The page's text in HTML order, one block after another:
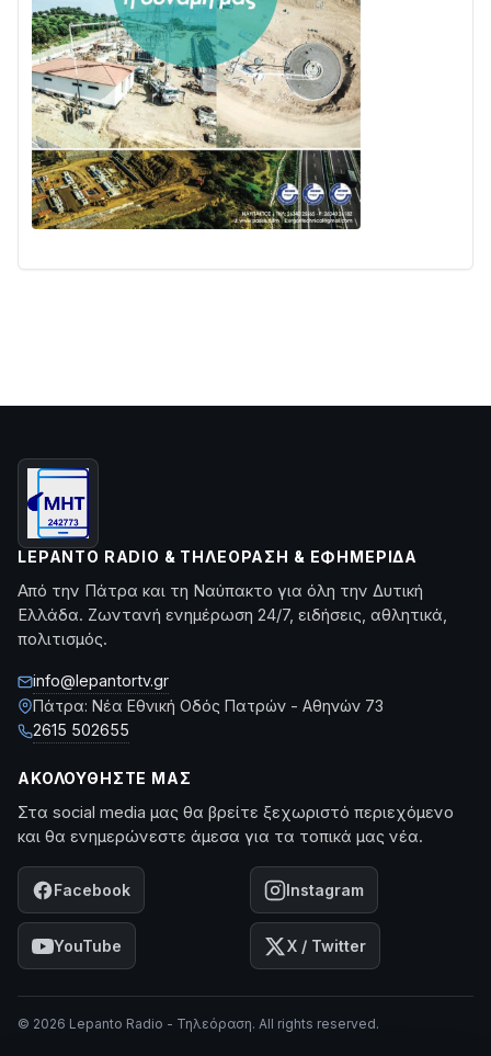
LEPANTO RADIO & ΤΗΛΕΌΡΑΣΗ & ΕΦΗΜΕΡΊΔΑ
Από την Πάτρα και τη Ναύπακτο για όλη την Δυτική
Ελλάδα. Ζωντανή ενημέρωση 24/7, ειδήσεις, αθλητικά,
πολιτισμός.
info@lepantortv.gr
Πάτρα: Νέα Εθνική Οδός Πατρών - Αθηνών 73
2615 502655
ΑΚΟΛΟΥΘΉΣΤΕ ΜΑΣ
Στα social media μας θα βρείτε ξεχωριστό περιεχόμενο
και θα ενημερώνεστε άμεσα για τα τοπικά μας νέα.
Facebook Instagram
YouTube X / Twitter
© 2026 Lepanto Radio - Τηλεόραση. All rights reserved.